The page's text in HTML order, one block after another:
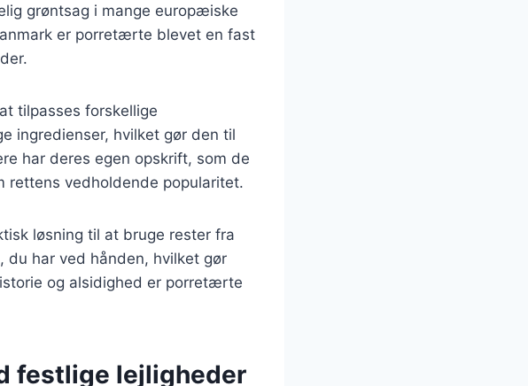
grøntsag i mange europæiske
er porretærte blevet en fast
tilpasses forskellige
ingredienser, hvilket gør den til
har deres egen opskrift, som de
rettens vedholdende popularitet.
løsning til at bruge rester fra
du har ved hånden, hvilket gør
og alsidighed er porretærte
festlige lejligheder